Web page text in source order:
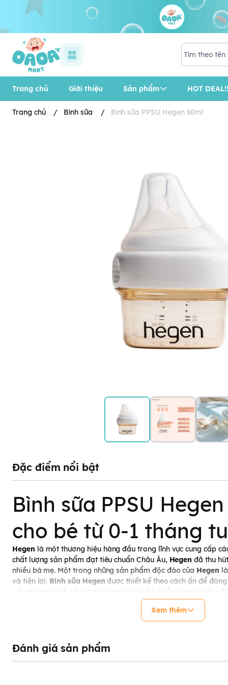
Trang chủ Giới thiệu Sản phẩm HOT
Trang chủ / Bình sữa / Bình sữa PPSU Hegen 60ml
Đặc điểm nổi bật
Bình sữa PPSU
cho bé từ 0-1 tháng
Hegen là một thương hiệu hàng đầu trong lĩnh vực cung cấp
chất lượng sản phẩm đạt tiêu chuẩn Châu Âu, Hegen đã thu
nhiều bà mẹ. Một trong những sản phẩm độc đáo của Hegen
và tiện lợi. Bình sữa Hegen được thiết kế theo cách ấn để
với các loại bình sữa
khác không có thiết kế nắp xoay hoặc
những điều tốt nhất cho mẹ và bé, và vì vậy tất cả các sản
sữa Hegen PPSU 60ml
Xem thêm
Đánh giá sản phẩm